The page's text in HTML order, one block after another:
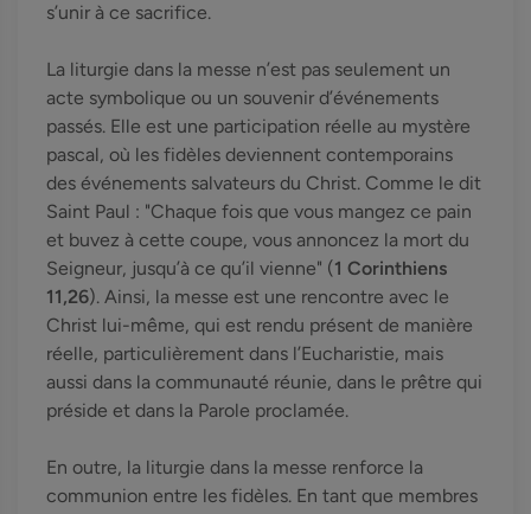
s’unir à ce sacrifice.
La liturgie dans la messe n’est pas seulement un
acte symbolique ou un souvenir d’événements
passés. Elle est une participation réelle au mystère
pascal, où les fidèles deviennent contemporains
des événements salvateurs du Christ. Comme le dit
Saint Paul : "Chaque fois que vous mangez ce pain
et buvez à cette coupe, vous annoncez la mort du
Seigneur, jusqu’à ce qu’il vienne" (1 Corinthiens
11,26). Ainsi, la messe est une rencontre avec le
Christ lui-même, qui est rendu présent de manière
réelle, particulièrement dans l’Eucharistie, mais
aussi dans la communauté réunie, dans le prêtre qui
préside et dans la Parole proclamée.
En outre, la liturgie dans la messe renforce la
communion entre les fidèles. En tant que membres